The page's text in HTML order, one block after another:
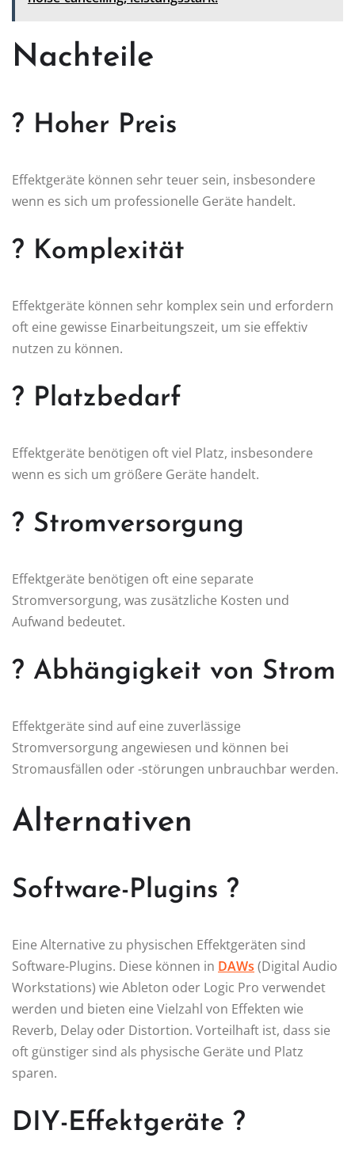
Nachteile
? Hoher Preis
Effektgeräte können sehr teuer sein, insbesondere
wenn es sich um professionelle Geräte handelt.
? Komplexität
Effektgeräte können sehr komplex sein und erfordern
oft eine gewisse Einarbeitungszeit, um sie effektiv
nutzen zu können.
? Platzbedarf
Effektgeräte benötigen oft viel Platz, insbesondere
wenn es sich um größere Geräte handelt.
? Stromversorgung
Effektgeräte benötigen oft eine separate
Stromversorgung, was zusätzliche Kosten und
Aufwand bedeutet.
? Abhängigkeit von Strom
Effektgeräte sind auf eine zuverlässige
Stromversorgung angewiesen und können bei
Stromausfällen oder -störungen unbrauchbar werden.
Alternativen
Software-Plugins ?
Eine Alternative zu physischen Effektgeräten sind
Software-Plugins. Diese können in DAWs (Digital Audio
Workstations) wie Ableton oder Logic Pro verwendet
werden und bieten eine Vielzahl von Effekten wie
Reverb, Delay oder Distortion. Vorteilhaft ist, dass sie
oft günstiger sind als physische Geräte und Platz
sparen.
DIY-Effektgeräte ?️